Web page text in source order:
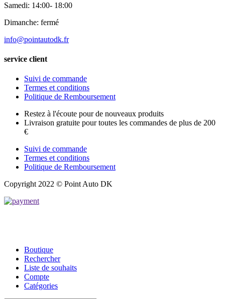
Samedi: 14:00- 18:00
Dimanche: fermé
info@pointautodk.fr
service client
Suivi de commande
Termes et conditions
Politique de Remboursement
Restez à l'écoute pour de nouveaux produits
Livraison gratuite pour toutes les commandes de plus de 200
€
Suivi de commande
Termes et conditions
Politique de Remboursement
Copyright 2022 © Point Auto DK
Boutique
Rechercher
Liste de souhaits
Compte
Catégories